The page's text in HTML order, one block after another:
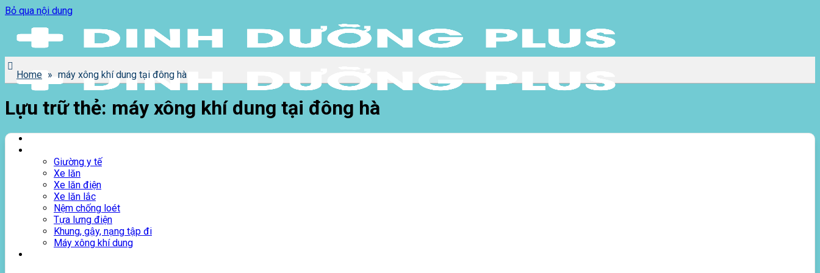
Bỏ qua nội dung
Giường y tế
Xe lăn
Xe lăn điện
Xe lăn lắc
Nệm chống loét
Tựa lưng điện
Khung, gậy, nạng tập đi
Máy xông khí dung
Home » máy xông khí dung tại đông hà
Lưu trữ thẻ: máy xông khí dung tại đông hà